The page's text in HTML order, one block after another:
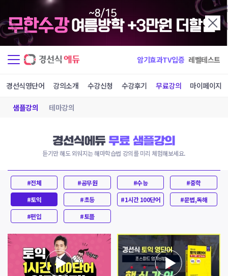
암기효과TV입증 레벨테스트
경선식영단어 강의소개 수강신청 수강후기 무료강의 마이페이지
샘플강의 테마강의
듣기만 해도 외워지는 해마학습법 강의를 미리 체험해보세요.
#전체 #공무원 #수능
#중학
#토익
#초등 #1시간 100단어
#문법,독해
#편입
#토플